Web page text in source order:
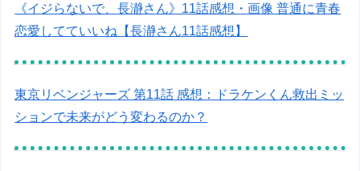
《イジらないで、長瀞さん》11話感想・画像 普通に青春
恋愛してていいね【長瀞さん11話感想】
東京リベンジャーズ 第11話 感想：ドラケンくん救出ミッ
ションで未来がどう変わるのか？